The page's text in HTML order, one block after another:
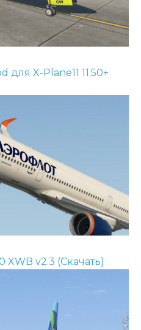
для X-Plane11 11.50+
XWB v2.3 (Скачать)